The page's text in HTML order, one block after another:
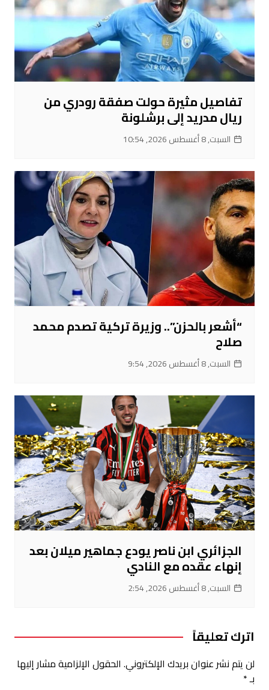
تفاصيل مثيرة حولت صفقة رودري من
ريال مدريد إلى برشلونة
السبت, 8 أغسطس 2026, 10:54
“أشعر بالحزن”.. وزيرة تركية تصدم محمد
صلاح
السبت, 8 أغسطس 2026, 9:54
الجزائري ابن ناصر يودع جماهير ميلان بعد
إنهاء عقده مع النادي
السبت, 8 أغسطس 2026, 2:54
اترك تعليقاً
لن يتم نشر عنوان بريدك الإلكتروني. الحقول الإلزامية مشار إليها
بـ*